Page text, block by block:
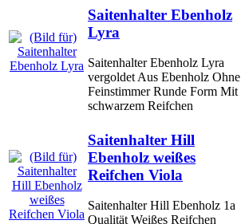
Saitenhalter Ebenholz
Lyra
Saitenhalter Ebenholz Lyra
vergoldet Aus Ebenholz Ohne
Feinstimmer Runde Form Mit
schwarzem Reifchen
Saitenhalter Hill
Ebenholz weißes
Reifchen Viola
Saitenhalter Hill Ebenholz 1a
Qualität Weißes Reifchen